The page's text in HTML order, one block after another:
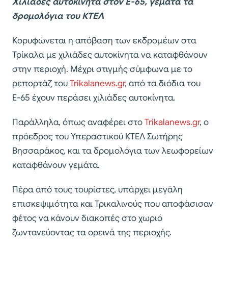
δρομολόγια του ΚΤΕΛ
Κορυφώνεται η απόβαση των εκδρομέων στα
Τρίκαλα με χιλιάδες αυτοκίνητα να καταφθάνουν
στην περιοχή. Μέχρι στιγμής σύμφωνα με το
ρεπορτάζ τουTrikalanews.gr, από τα διόδια του
Ε-65 έχουν περάσει χιλιάδες αυτοκίνητα.
Παράλληλα, όπως αναφέρει στοTrikalanews.gr, ο
πρόεδρος του Υπεραστικού ΚΤΕΛ Σωτήρης
Βησσαράκος, και τα δρομολόγια των λεωφορείων
καταφθάνουν γεμάτα.
Πέρα από τους τουρίστες, υπάρχει μεγάλη
επισκεψιμότητα και Τρικαλινούς που αποφάσισαν
φέτος να κάνουν διακοπές στο χωριό
ζωντανεύοντας τα ορεινά της περιοχής.